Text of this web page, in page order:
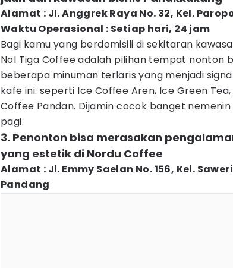
Alamat : Jl. Anggrek Raya No. 32, Kel.
Waktu Operasional : Setiap hari, 24 jam
Bagi kamu yang berdomisili di sekitaran
Nol Tiga Coffee adalah pilihan tempat nonton
beberapa minuman terlaris yang menjadi
kafe ini. seperti Ice Coffee Aren, Ice Green
Coffee Pandan. Dijamin cocok banget
pagi.
3. Penonton bisa merasakan
yang estetik di Nordu Coffee
Alamat : Jl. Emmy Saelan No. 156, Kel.
Pandang